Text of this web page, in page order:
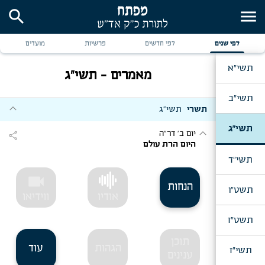
menu
search
לפי שנים לפי חדשים פרשיות מועדים
תשי"א
תשי"ב
תשי"ג
תשי"ד
תשט"ו
תשט"ז
תשי"ז
מאמרים - תשי"ג
תשרי תשי"ג
expand_more
expand_moreיום ב' דר"ה
היום הרת עולם
share
הנחות
עוד